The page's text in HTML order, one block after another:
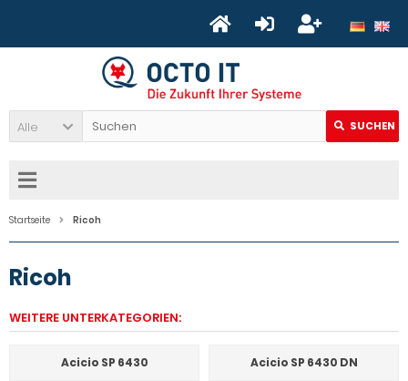
Alle SUCHEN
Startseite Ricoh
Ricoh
WEITERE UNTERKATEGORIEN:
Acicio SP 6430 Acicio SP 6430 DN